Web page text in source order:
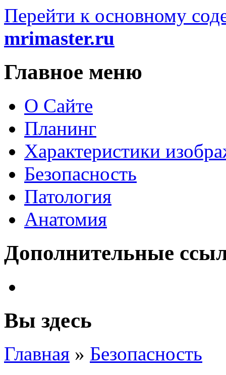
Перейти к основному
mrimaster.ru
Главное меню
О Сайте
Планинг
Характеристики
Безопасность
Патология
Анатомия
Дополнительные
Вы здесь
Главная » Безопасность